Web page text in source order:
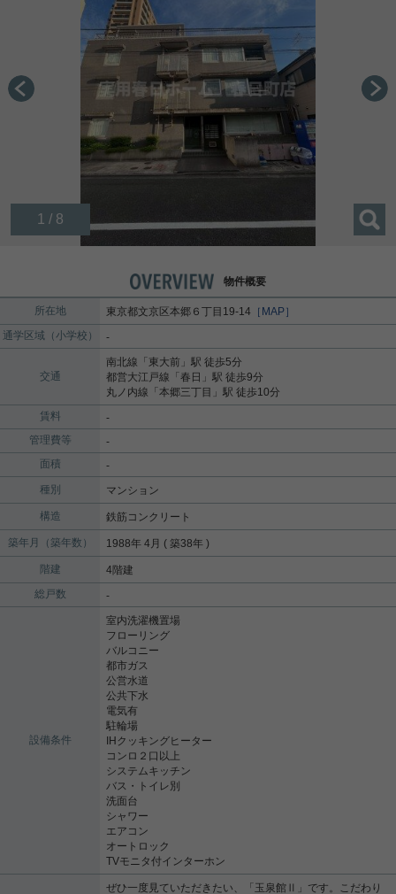
1 / 8
物件概要
所在地 東京都文京区本郷 ６丁目19-14 ［MAP］
通学区域（小学校）
-
交通
南北線 「東大前 」駅 徒歩5分
都営大江戸線 「春日 」駅 徒歩9分
丸ノ内線 「本郷三丁目 」駅 徒歩10分
賃料
-
管理費等
-
面積
-
種別
マンション
構造 鉄筋コンクリート
築年月（築年数） 1988年 4月 ( 築38年 )
階建
4階建
総戸数
-
設備条件
室内洗濯機置場
フローリング
バルコニー
都市ガス
公営水道
公共下水
電気有
駐輪場
IHクッキングヒーター
コンロ２口以上
システムキッチン
バス・トイレ別
洗面台
シャワー
エアコン
オートロック
TVモニタ付インターホン
ぜひ一度見ていただきたい、「玉泉館Ⅱ」です。こだわり